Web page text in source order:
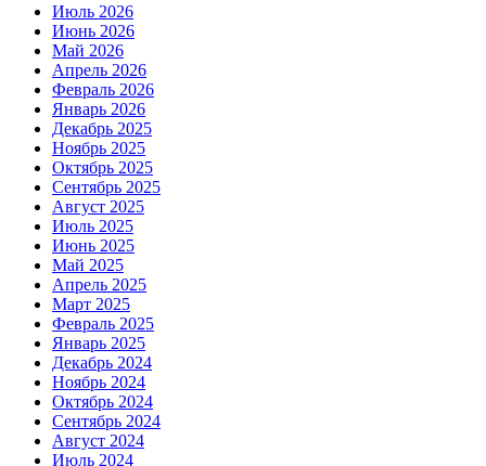
Июль 2026
Июнь 2026
Май 2026
Апрель 2026
Февраль 2026
Январь 2026
Декабрь 2025
Ноябрь 2025
Октябрь 2025
Сентябрь 2025
Август 2025
Июль 2025
Июнь 2025
Май 2025
Апрель 2025
Март 2025
Февраль 2025
Январь 2025
Декабрь 2024
Ноябрь 2024
Октябрь 2024
Сентябрь 2024
Август 2024
Июль 2024